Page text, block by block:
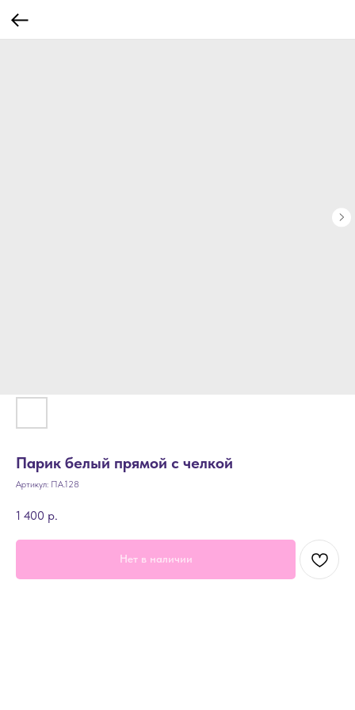
Парик белый прямой с челкой
Артикул: ПА.128
1 400 р.
Нет в наличии